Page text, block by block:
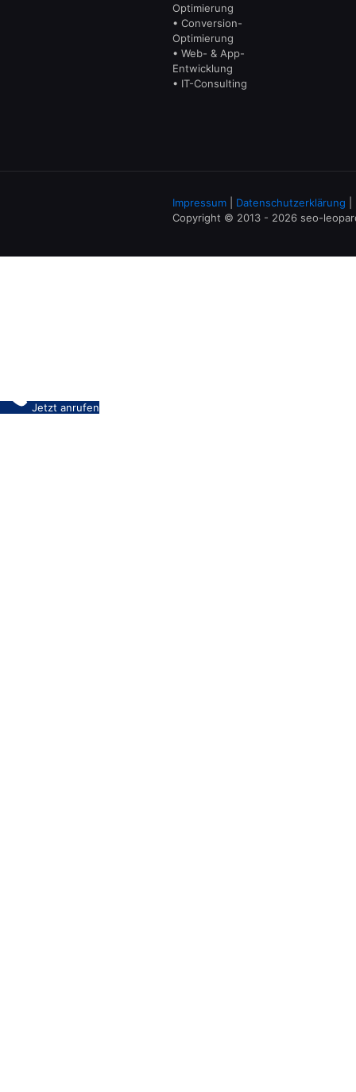
Optimierung
• Conversion-
Optimierung
• Web- & App-
Entwicklung
• IT-Consulting
Impressum Datenschutzerklärung
Copyright © 2013 - 2026 seo-
Jetzt anrufen